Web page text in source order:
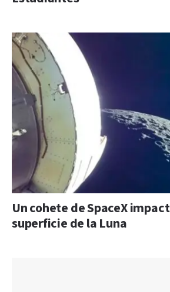
Un cohete de SpaceX
superficie de la Luna